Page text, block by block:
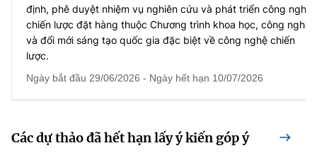
định, phê duyệt nhiệm vụ nghiên cứu và phát triển công nghệ
chiến lược đặt hàng thuộc Chương trình khoa học, công nghệ
và đổi mới sáng tạo quốc gia đặc biệt về công nghệ chiến
lược.
Ngày bắt đầu 29/06/2026 - Ngày hết hạn 10/07/2026
Các dự thảo đã hết hạn lấy ý kiến góp ý